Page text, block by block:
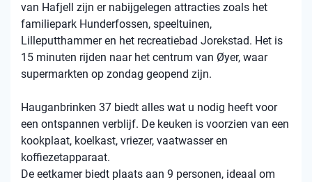
van Hafjell zijn er nabijgelegen attracties zoals het
familiepark Hunderfossen, speeltuinen,
Lilleputthammer en het recreatiebad Jorekstad. Het is
15 minuten rijden naar het centrum van Øyer, waar
supermarkten op zondag geopend zijn.
Hauganbrinken 37 biedt alles wat u nodig heeft voor
een ontspannen verblijf. De keuken is voorzien van een
kookplaat, koelkast, vriezer, vaatwasser en
koffiezetapparaat.
De eetkamer biedt plaats aan 9 personen, ideaal om